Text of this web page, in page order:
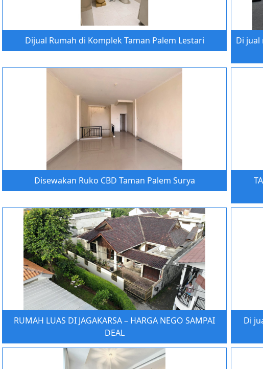
Dijual Rumah di Komplek Taman Palem Lestari
Di jual
Disewakan Ruko CBD Taman Palem Surya
RUMAH LUAS DI JAGAKARSA – HARGA NEGO SAMPAI
DEAL
Di